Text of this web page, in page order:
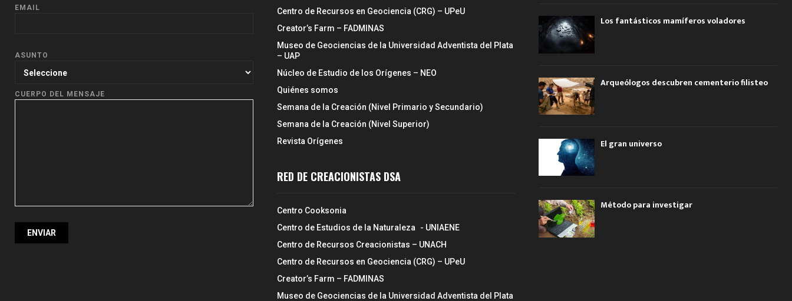
EMAIL
ASUNTO
CUERPO DEL MENSAJE
Centro de Recursos en Geociencia (CRG) – UPeU
Creator’s Farm – FADMINAS
Museo de Geociencias de la Universidad Adventista del Plata
– UAP
Núcleo de Estudio de los Orígenes – NEO
Quiénes somos
Semana de la Creación (Nivel Primario y Secundario)
Semana de la Creación (Nivel Superior)
Revista Orígenes
RED DE CREACIONISTAS DSA
Centro Cooksonia
Centro de Estudios de la Naturaleza - UNIAENE
Centro de Recursos Creacionistas – UNACH
Centro de Recursos en Geociencia (CRG) – UPeU
Creator’s Farm – FADMINAS
Museo de Geociencias de la Universidad Adventista del Plata
Los fantásticos mamíferos voladores
Arqueólogos descubren cementerio filisteo
El gran universo
Método para investigar